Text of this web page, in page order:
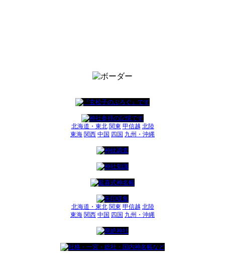
北海道・東北 関東 甲信越 北陸
東海 関西 中国 四国 九州・沖縄
北海道・東北 関東 甲信越 北陸
東海 関西 中国 四国 九州・沖縄